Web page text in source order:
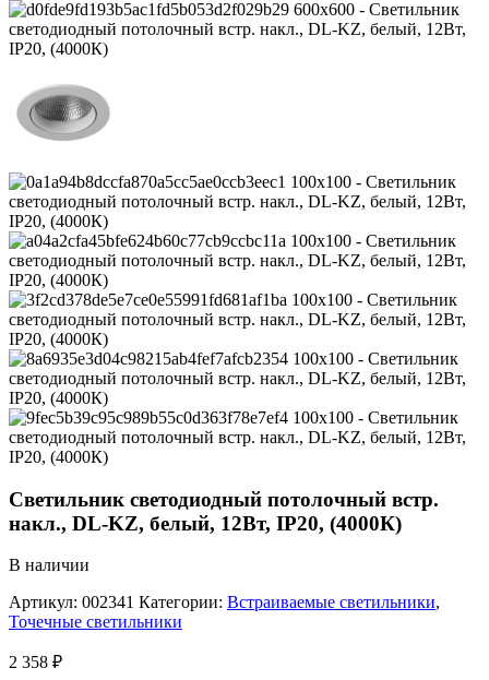
Светильник светодиодный потолочный встр.
накл., DL-KZ, белый, 12Вт, IP20, (4000К)
В наличии
Артикул: 002341 Категории: Встраиваемые светильники,
Точечные светильники
2 358 ₽